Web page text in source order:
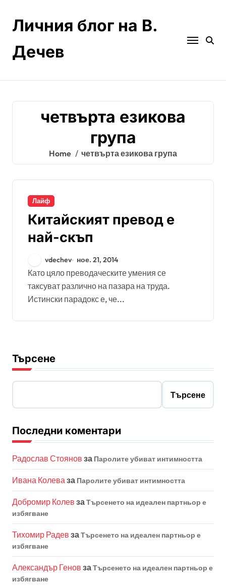
contentЛичния блог на В.
Дечев
четвърта езикова
група
Home четвърта езикова група
Лайф
Китайският превод е
най-скъп
vdechev ное. 21, 2014
Като цяло преводаческите умения се
таксуват различно на пазара на труда.
Истински парадокс е, че...
Търсене
Търсене
Последни коментари
Радослав Стоянов за Паролите убиват интимността
Ивана Колеваза Паролите убиват интимността
Добромир Колев заТърсенето на идеален партньор е
избягване
Тихомир Радев заТърсенето на идеален партньор е
избягване
Александър Генов заТърсенето на идеален партньор е
избягване